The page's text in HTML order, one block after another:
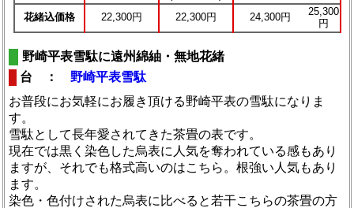
花緒込価格 22,300円 22,300円 24,300円
25,300
円
野崎平表雪駄に遠州綿紬・無地花緒
台 ： 野崎平表雪駄
お普段にお気軽にお履き頂ける野崎平表の雪駄になりま
す。
雪駄として長年愛されてきた茶畳の表です。
現在では黒く染色した烏表に人気を奪われている感もあり
ますが、それでも格式高いのはこちら。根強い人気もあり
ます。
染色・色付けされた烏表に比べると若干こちらの茶畳の方